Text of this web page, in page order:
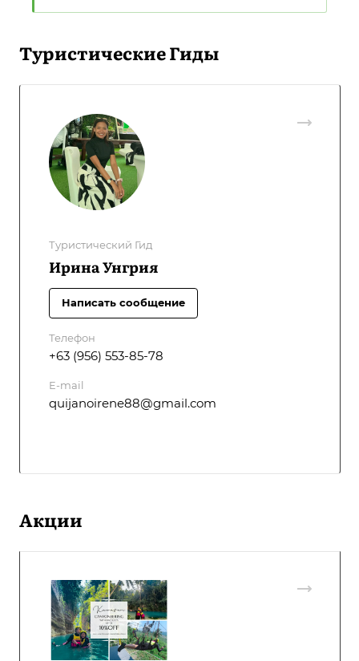
Туристические Гиды
Туристический Гид
Ирина Унгрия
Написать сообщение
Телефон
+63 (956) 553-85-78
E-mail
quijanoirene88@gmail.com
Акции